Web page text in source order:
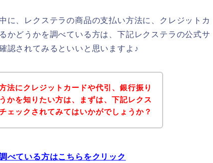
に、レクステラの商品の支払い方法に、クレジットカ
かどうかを調べている方は、下記レクステラの公式サ
認されてみるといいと思いますよ♪
法にクレジットカードや代引、銀行振り
かを知りたい方は、まずは、下記レクス
ェックされてみてはいかがでしょうか？
べている方はこちらをクリック